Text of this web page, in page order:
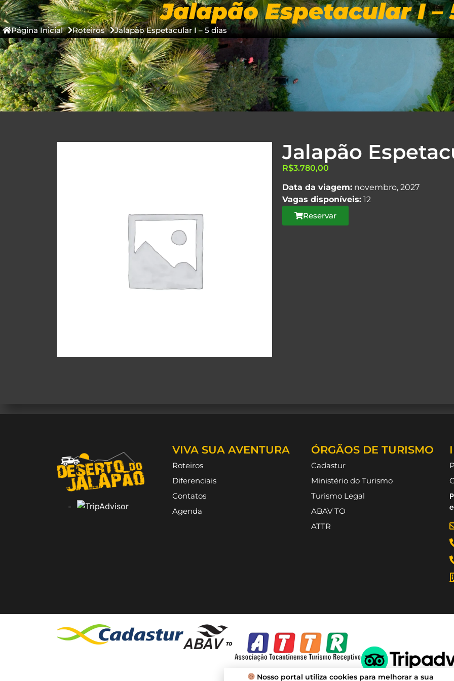
COMPRAR ONLINE INÍCIO ROTEIROS
Jalapão Espetacular I –
Página Inicial Roteiros Jalapão Espetacular I – 5 dias
Jalapão
R$3.780,00
Data da viagem:novembro, 2027
Vagas disponíveis:12
Reservar
VIVA SUA AVENTURA
Roteiros
Diferenciais
Contatos
Agenda
ÓRGÃOS DE TURISMO
Cadastur
Ministério do Turismo
Turismo Legal
ABAV TO
ATTR
Nosso portal utiliza cookies para melhorar a sua